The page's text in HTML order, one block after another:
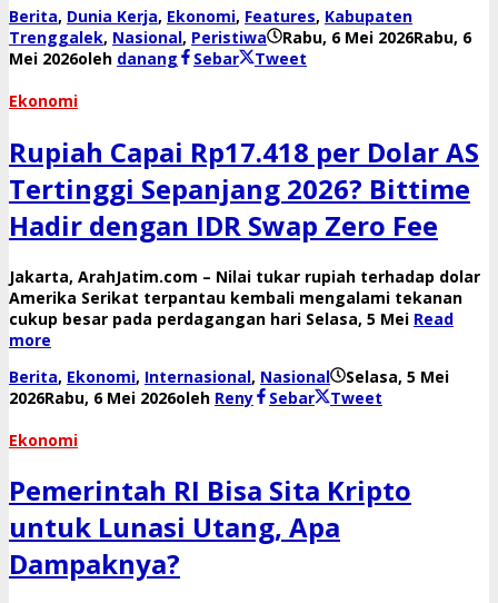
Berita, Dunia Kerja, Ekonomi, Features, Kabupaten
Trenggalek, Nasional, Peristiwa Rabu, 6 Mei 2026Rabu, 6
Mei 2026oleh danang Sebar
Tweet
Ekonomi
Rupiah Capai Rp17.418 per Dolar AS
Tertinggi Sepanjang 2026? Bittime
Hadir dengan IDR Swap Zero Fee
Jakarta, ArahJatim.com – Nilai tukar rupiah terhadap dolar
Amerika Serikat terpantau kembali mengalami tekanan
cukup besar pada perdagangan hari Selasa, 5 Mei Read
more
Berita, Ekonomi, Internasional, Nasional
Selasa, 5 Mei
2026Rabu, 6 Mei 2026oleh Reny Sebar
Tweet
Ekonomi
Pemerintah RI Bisa Sita Kripto
untuk Lunasi Utang, Apa
Dampaknya?